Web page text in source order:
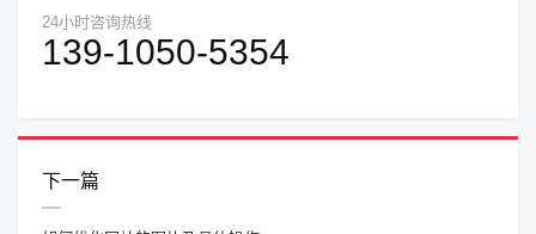
24小时咨询热线
139-1050-5354
下一篇